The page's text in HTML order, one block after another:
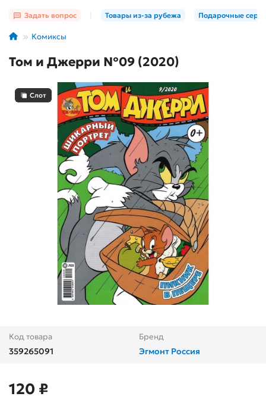
Задать вопрос Товары из-за рубежа Подарочные
Комиксы
Том и Джерри №09 (2020)
Слот
Код товара
359265091
Бренд
Эгмонт Россия
120 ₽